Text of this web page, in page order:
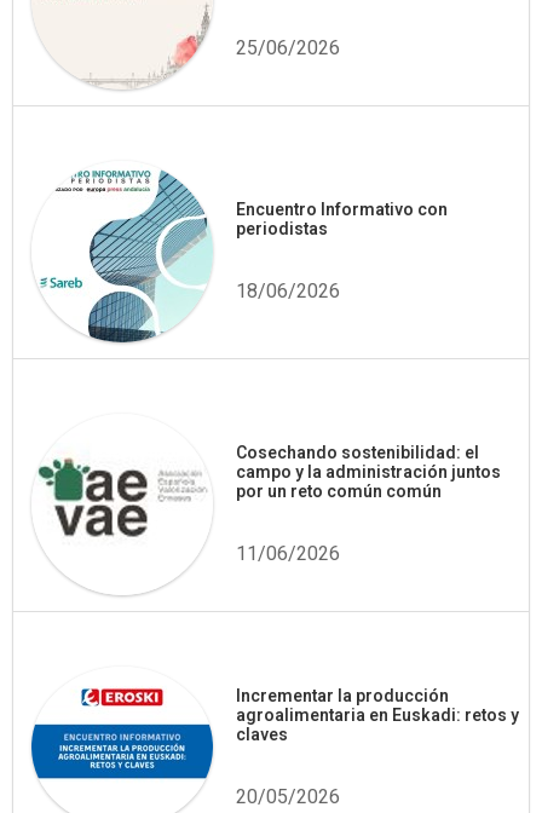
25/06/2026
Encuentro Informativo con
periodistas
18/06/2026
Cosechando sostenibilidad: el
campo y la administración juntos
por un reto común común
11/06/2026
Incrementar la producción
agroalimentaria en Euskadi: retos y
claves
20/05/2026